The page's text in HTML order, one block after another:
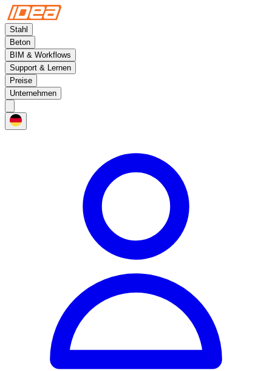
Stahl
Beton
BIM & Workflows
Support & Lernen
Preise
Unternehmen